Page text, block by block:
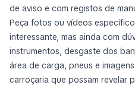
de aviso e com registos de
Peça fotos ou vídeos
interessante, mas ainda com
instrumentos, desgaste dos
área de carga, pneus e
carroçaria que possam revelar